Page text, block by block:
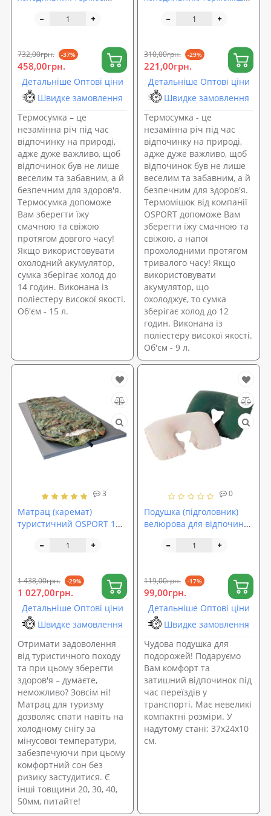
ланчбокс) для їжі та
732,00грн. -37%
458,00грн.
Детальніше Оптові ціни
Швидке замовлення
Термосумка – це
незамінна річ під час
відпочинку на природі,
адже дуже важливо, щоб
відпочинок був не лише
веселим та забавним, а й
безпечним для здоров'я.
Термосумка допоможе
Вам зберегти їжу
смачною та свіжою
протягом довгого часу!
Якщо використовувати
охолодний акумулятор,
сумка зберігає холод до
14 годин. Виконана із
поліестеру високої якості.
Об'єм - 15 л.
для охолодження 9л
310,00грн. -29%
221,00грн.
Детальніше Оптові ціни
Швидке замовлення
Термосумка - це
незамінна річ під час
відпочинку на природі,
адже дуже важливо, щоб
відпочинок був не лише
веселим та забавним, а й
безпечним для здоров'я.
Термомішок від компанії
OSPORT допоможе Вам
зберегти їжу смачною та
свіжою, а напої
прохолодними протягом
тривалого часу! Якщо
використовувати
акумулятор, що
охолоджує, то сумка
зберігає холод до 12
годин. Виконана із
поліестеру високої якості.
Об'єм - 9 л.
3
Матрац (каремат)
туристичний OSPORT 1м
0015-20)
1 438,00грн. -29%
1 027,00грн.
Детальніше Оптові ціни
Швидке замовлення
Отримати задоволення
від туристичного походу
та при цьому зберегти
здоров'я – думаєте,
неможливо? Зовсім ні!
Матрац для туризму
дозволяє спати навіть на
холодному снігу за
мінусової температури,
забезпечуючи при цьому
комфортний сон без
ризику застудитися. Є
інші товщини 20, 30, 40,
50мм, питайте!
0
Подушка (підголовник)
велюрова для відпочинку
Bestway (67006)
119,00грн. -17%
99,00грн.
Детальніше Оптові ціни
Швидке замовлення
Чудова подушка для
подорожей! Подаруємо
Вам комфорт та
затишний відпочинок під
час переїздів у
транспорті. Має невеликі
компактні розміри. У
надутому стані: 37х24х10
см.